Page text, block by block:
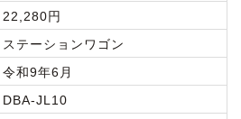
22,280円
ステーションワゴン
令和9年6月
DBA-JL10